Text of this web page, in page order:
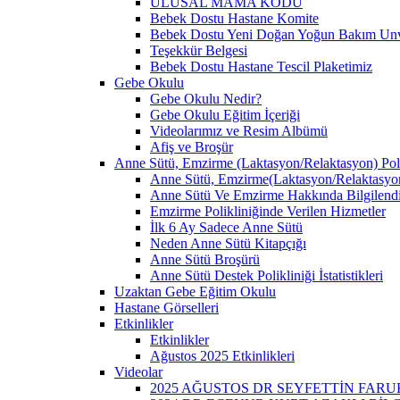
Bebek Dostu Hastane Komite
Bebek Dostu Yeni Doğan Yoğun Bakım
Teşekkür Belgesi
Bebek Dostu Hastane Tescil Plaketimiz
Gebe Okulu
Gebe Okulu Nedir?
Gebe Okulu Eğitim İçeriği
Videolarımız ve Resim Albümü
Afiş ve Broşür
Anne Sütü, Emzirme (Laktasyon/Relaktasyon)
Anne Sütü, Emzirme(Laktasyon/
Anne Sütü Ve Emzirme Hakkında
Emzirme Polikliniğinde Verilen Hizmetler
İlk 6 Ay Sadece Anne Sütü
Neden Anne Sütü Kitapçığı
Anne Sütü Broşürü
Anne Sütü Destek Polikliniği İstatistikleri
Uzaktan Gebe Eğitim Okulu
Hastane Görselleri
Etkinlikler
Etkinlikler
Ağustos 2025 Etkinlikleri
Videolar
2025 AĞUSTOS DR SEYFETTİN